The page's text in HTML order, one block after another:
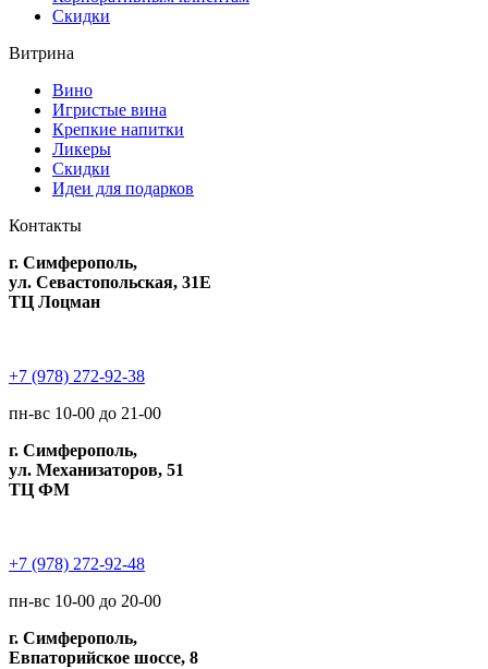
Скидки
Витрина
Вино
Игристые вина
Крепкие напитки
Ликеры
Скидки
Идеи для подарков
Контакты
г. Симферополь,
ул. Севастопольская, 31Е
ТЦ Лоцман
+7 (978) 272-92-38
пн-вс 10-00 до 21-00
г. Симферополь,
ул. Механизаторов, 51
ТЦ ФМ
+7 (978) 272-92-48
пн-вс 10-00 до 20-00
г. Симферополь,
Евпаторийское шоссе, 8